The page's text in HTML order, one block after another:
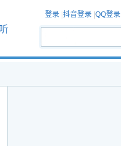
登录 抖音登录 QQ登录